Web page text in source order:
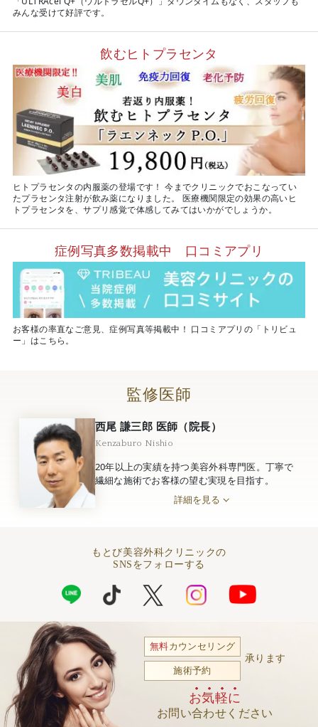
みんな受けて好評です。
飲むヒトプラセンタ
ヒトプラセンタの内服薬の登場です！ 今までクリニックでおこなってい
たプラセンタ注射が飲み薬になりました。 医療機関限定の効果の高いヒ
トプラセンタを、サプリ感覚で体感してみてはいかがでしょうか。
症例写真多数掲載中 口コミアプリ
お客様の率直なご意見、症例写真等掲載中！ 口コミアプリの「トリビュ
ー」はこちら。
監修医師
西尾 謙三郎 医師（院長）
Kenzaburo Nishio
20年以上の実績を持つ美容外科専門医。丁寧で
繊細な施術でお客様の望む実現を目指す。
詳細を見る
もとび美容外科クリニックの
SNSをフォローする
無料カウンセリング
施術予約
承ります
お気軽に
お問い合わせください